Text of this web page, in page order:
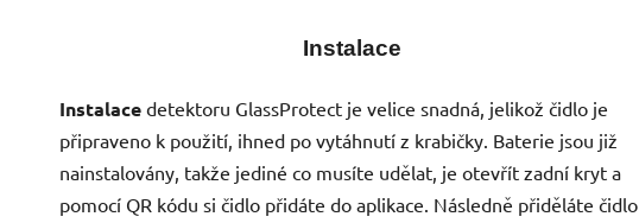
Instalace
Instalace detektoru GlassProtect je velice snadná, jelikož čidlo je
připraveno k použití, ihned po vytáhnutí z krabičky. Baterie jsou již
nainstalovány, takže jediné co musíte udělat, je otevřít zadní kryt a
pomocí QR kódu si čidlo přidáte do aplikace. Následně přiděláte čidlo